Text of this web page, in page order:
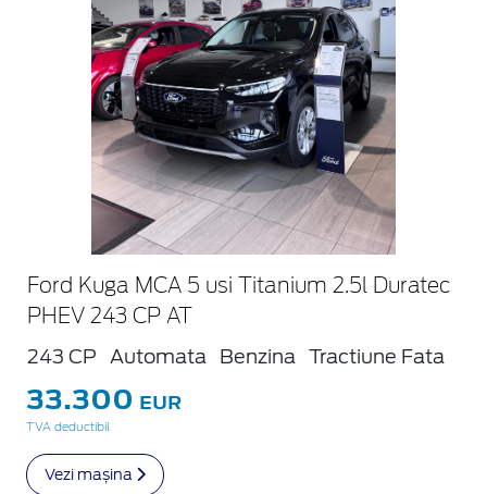
Ford Kuga MCA 5 usi Titanium 2.5l Duratec
PHEV 243 CP AT
243 CP Automata Benzina Tractiune Fata
33.300 EUR
TVA deductibil
Vezi mașina